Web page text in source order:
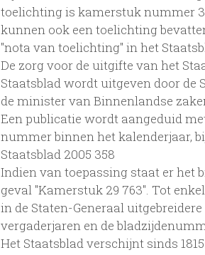
toelichting is kamerstuk nummer
kunnen ook een toelichting
"nota van toelichting" in het
De zorg voor de uitgifte van het
Staatsblad wordt uitgeven door de
de minister van Binnenlandse
Een publicatie wordt aangeduid
nummer binnen het kalenderjaar,
Staatsblad 2005 358
Indien van toepassing staat er het
geval "Kamerstuk 29 763". Tot
in de Staten-Generaal
vergaderjaren en de
Het Staatsblad verschijnt sinds